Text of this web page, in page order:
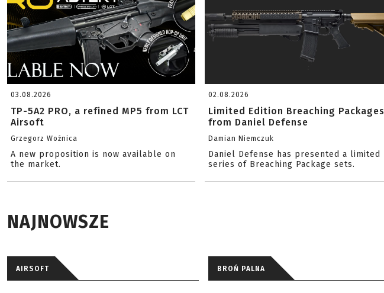
03.08.2026
TP-5A2 PRO, a refined MP5 from LCT
Airsoft
Grzegorz Woźnica
A new proposition is now available on
the market.
02.08.2026
Limited Edition Breaching Packages
from Daniel Defense
Damian Niemczuk
Daniel Defense has presented a limited
series of Breaching Package sets.
NAJNOWSZE
AIRSOFT BROŃ PALNA